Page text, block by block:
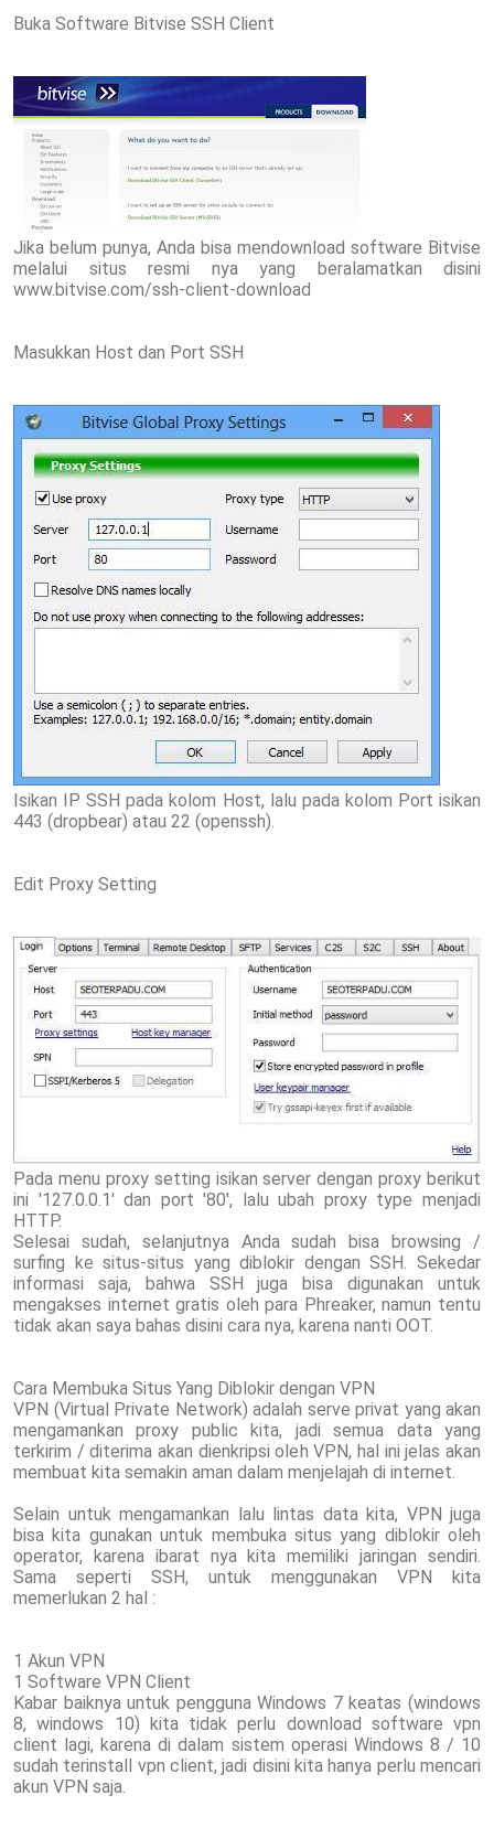
Buka Software Bitvise SSH Client
Jika belum punya, Anda bisa mendownload software Bitvise
melalui situs resmi nya yang beralamatkan disini
www.bitvise.com/ssh-client-download
Masukkan Host dan Port SSH
Isikan IP SSH pada kolom Host, lalu pada kolom Port isikan
443 (dropbear) atau 22 (openssh).
Edit Proxy Setting
Pada menu proxy setting isikan server dengan proxy berikut
ini '127.0.0.1' dan port '80', lalu ubah proxy type menjadi
HTTP.
Selesai sudah, selanjutnya Anda sudah bisa browsing /
surfing ke situs-situs yang diblokir dengan SSH. Sekedar
informasi saja, bahwa SSH juga bisa digunakan untuk
mengakses internet gratis oleh para Phreaker, namun tentu
tidak akan saya bahas disini cara nya, karena nanti OOT.
Cara Membuka Situs Yang Diblokir dengan VPN
VPN (Virtual Private Network) adalah serve privat yang akan
mengamankan proxy public kita, jadi semua data yang
terkirim / diterima akan dienkripsi oleh VPN, hal ini jelas akan
membuat kita semakin aman dalam menjelajah di internet.
Selain untuk mengamankan lalu lintas data kita, VPN juga
bisa kita gunakan untuk membuka situs yang diblokir oleh
operator, karena ibarat nya kita memiliki jaringan sendiri.
Sama seperti SSH, untuk menggunakan VPN kita
memerlukan 2 hal :
1 Akun VPN
1 Software VPN Client
Kabar baiknya untuk pengguna Windows 7 keatas (windows
8, windows 10) kita tidak perlu download software vpn
client lagi, karena di dalam sistem operasi Windows 8 / 10
sudah terinstall vpn client, jadi disini kita hanya perlu mencari
akun VPN saja.